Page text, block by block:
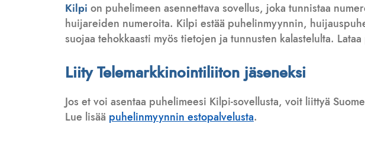
Kilpi on puhelimeen asennettava sovellus, joka tunnistaa
huijareiden numeroita. Kilpi estää puhelinmyynnin,
suojaa tehokkaasti myös tietojen ja tunnusten kalastelulta.
Liity Telemarkkinointiliiton jäseneksi
Jos et voi asentaa puhelimeesi Kilpi-sovellusta, voit liittyä
Lue lisää puhelinmyynnin estopalvelusta.